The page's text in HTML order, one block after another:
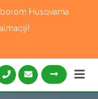
Husqvarna